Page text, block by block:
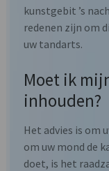
kunstgebit ’s
redenen zijn om
uw tandarts.
Moet ik
inhouden?
Het advies is om
om uw mond de
doet, is het